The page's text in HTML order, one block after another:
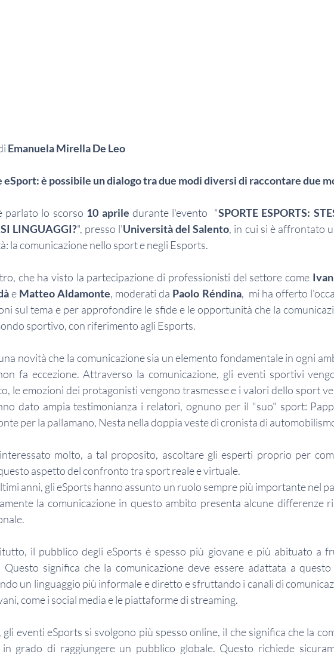
Emanuela Mirella De Leo
eSport: è possibile un dialogo tra due modi diversi di raccontare due
parlato lo scorso 10 aprile durante l'evento  "SPORTE ESPORTS:
LINGUAGGI?", presso l'Università del Salento, in cui si è affrontato
la comunicazione nello sport e negli Esports.
che ha visto la partecipazione di professionisti del settore come
e Matteo Aldamonte, moderati da Paolo Réndina,  mi ha offerto
sul tema e per approfondire le sfide e le opportunità che la
sportivo, con riferimento agli Esports.
novità che la comunicazione sia un elemento fondamentale in ogni
fa eccezione. Attraverso la comunicazione, gli eventi sportivi
le emozioni dei protagonisti vengono trasmesse e i valori dello sport
dato ampia testimonianza i relatori, ognuno per il "suo" sport:
per la pallamano, Nesta nella doppia veste di cronista di
molto, a tal proposito, ascoltare gli esperti proprio per
aspetto del confronto tra sport reale e virtuale.
anni, gli eSports hanno assunto un ruolo sempre più importante nel
la comunicazione in questo ambito presenta alcune differenze
il pubblico degli eSports è spesso più giovane e più abituato a
Questo significa che la comunicazione deve essere adattata a
un linguaggio più informale e diretto e sfruttando i canali di
come i social media e le piattaforme di streaming.
gli eventi eSports si svolgono più spesso online, il che significa che la
in grado di raggiungere un pubblico globale. Questo richiede